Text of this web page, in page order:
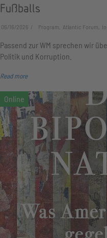
Fußballs
06/16/2026 Program, Atlantic Forum,
Passend zur WM sprechen wir
Politik und Korruption.
Read more